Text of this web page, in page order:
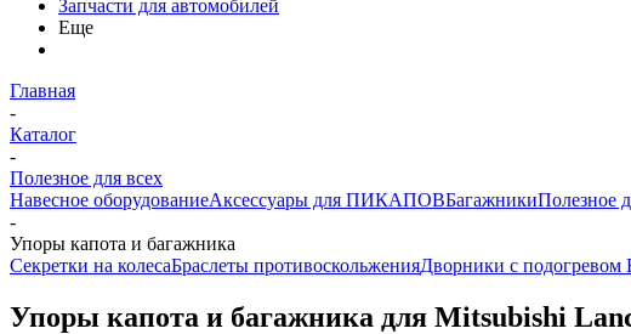
Запчасти для автомобилей
Еще
Главная
-
Каталог
-
Полезное для всех
Навесное оборудованиеАксессуары для ПИКАПОВБагажникиПолезное
-
Упоры капота и багажника
Секретки на колесаБраслеты противоскольженияДворники с подогревом
Упоры капота и багажника для Mitsubishi